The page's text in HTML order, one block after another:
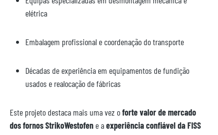
elétrica
Embalagem profissional e coordenação do transporte
Décadas de experiência em equipamentos de fundição
usados e realocação de fábricas
Este projeto destaca mais uma vez oforte valor de mercado
dos fornos StrikoWestofen e aexperiência confiável da FISS